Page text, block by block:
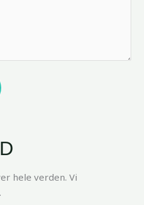
hele verden. Vi